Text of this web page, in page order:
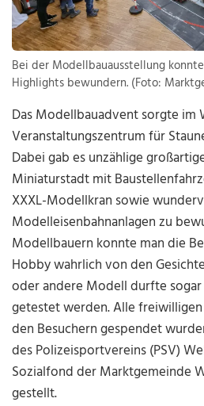
Bei der Modellbauausstellung
Highlights bewundern. (Foto:
Das Modellbauadvent sorgte im
Veranstaltungszentrum für
Dabei gab es unzählige
Miniaturstadt mit
XXXL-Modellkran sowie
Modelleisenbahnanlagen zu
Modellbauern konnte man die
Hobby wahrlich von den
oder andere Modell durfte
getestet werden. Alle
den Besuchern gespendet
des Polizeisportvereins (PSV)
Sozialfond der Marktgemeinde
gestellt.